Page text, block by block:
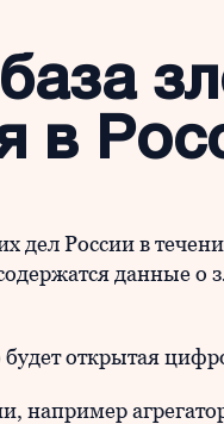
в
дел России в
данные о
будет открытая
например